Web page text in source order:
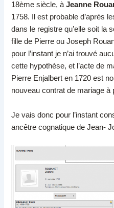
18ème siècle, àJeanne
1758. Il est probable d’après
dans le registre qu’elle soit la
fille de Pierre ou Joseph
pour l’instant je n’ai trouvé
cette hypothèse, et l’acte de
Pierre Enjalbert en 1720 est
nouveau contrat de mariage à
Je vais donc pour l’instant
ancêtre cognatique de Jean-